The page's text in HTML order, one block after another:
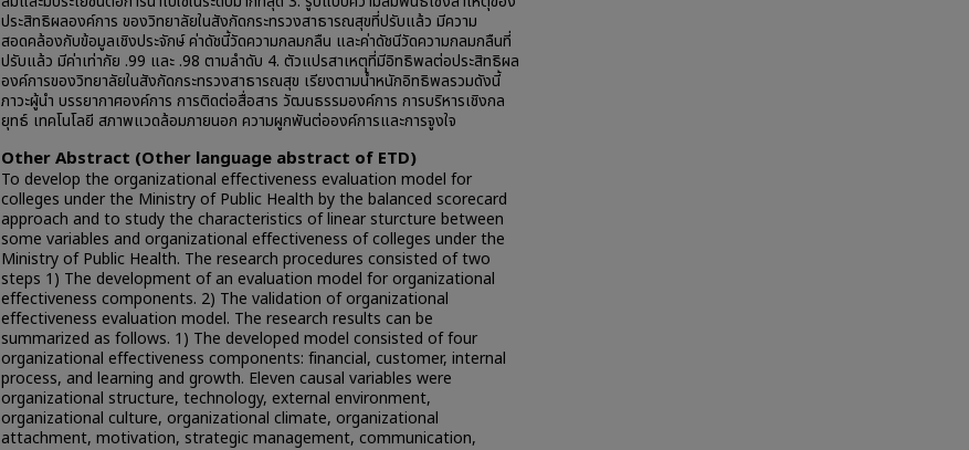
ประสิทธิผลองค์การ ของวิทยาลัยในสังกัดกระทรวงสาธารณสุขที่ปรับแล้ว มีความ
สอดคล้องกับข้อมูลเชิงประจักษ์ ค่าดัชนี้วัดความกลมกลืน และค่าดัชนีวัดความกลมกลืนที่
ปรับแล้ว มีค่าเท่ากัย .99 และ .98 ตามลำดับ 4. ตัวแปรสาเหตุที่มีอิทธิพลต่อประสิทธิผล
องค์การของวิทยาลัยในสังกัดกระทรวงสาธารณสุข เรียงตามน้ำหนักอิทธิพลรวมดังนี้
ภาวะผู้นำ บรรยากาศองค์การ การติดต่อสื่อสาร วัฒนธรรมองค์การ การบริหารเชิงกล
ยุทธ์ เทคโนโลยี สภาพแวดล้อมภายนอก ความผูกพันต่อองค์การและการจูงใจ
Other Abstract (Other language abstract of ETD)
To develop the organizational effectiveness evaluation model for
colleges under the Ministry of Public Health by the balanced scorecard
approach and to study the characteristics of linear sturcture between
some variables and organizational effectiveness of colleges under the
Ministry of Public Health. The research procedures consisted of two
steps 1) The development of an evaluation model for organizational
effectiveness components. 2) The validation of organizational
effectiveness evaluation model. The research results can be
summarized as follows. 1) The developed model consisted of four
organizational effectiveness components: financial, customer, internal
process, and learning and growth. Eleven causal variables were
organizational structure, technology, external environment,
organizational culture, organizational climate, organizational
attachment, motivation, strategic management, communication,